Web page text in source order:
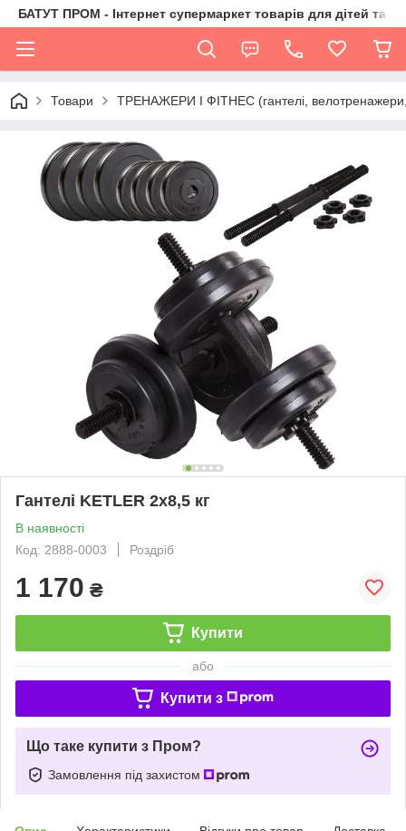
БАТУТ ПРОМ - Інтернет супермаркет товарів для дітей та їх
Товари ТРЕНАЖЕРИ І ФІТНЕС (гантелі, велотренажери,
Гантелі KETLER 2x8,5 кг
В наявності
Код: 2888-0003
Роздріб
1 170 ₴
Купити
або
Купити з
Що таке купити з Пром?
Замовлення під захистом